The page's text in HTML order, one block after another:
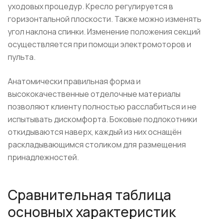
уходовых процедур. Кресло регулируется в
горизонтальной плоскости. Также можно изменять
угол наклона спинки. Изменение положения секций
осуществляется при помощи электромоторов и
пульта.
Анатомически правильная форма и
высококачественные отделочные материалы
позволяют клиенту полностью расслабиться и не
испытывать дискомфорта. Боковые подлокотники
откидываются наверх, каждый из них оснащён
раскладывающимся столиком для размещения
принадлежностей.
Сравнительная таблица
основных характеристик